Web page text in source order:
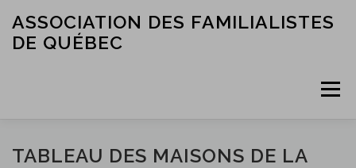
content
ASSOCIATION DES FAMILIALISTES
DE QUÉBEC
Menu
ACCUEIL L’ASSOCIATION LES MEMBRES
TABLEAU DES MAISONS DE LA